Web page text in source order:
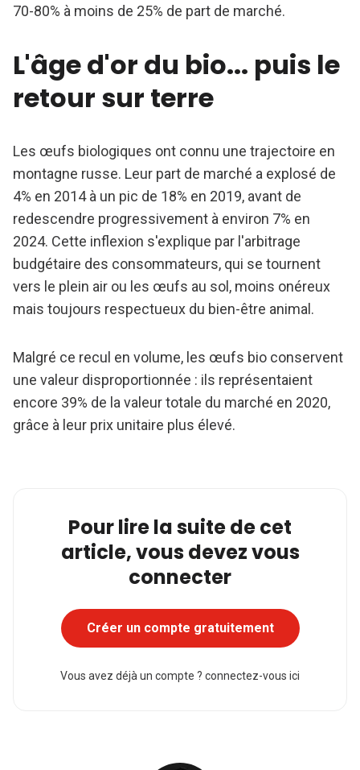
70-80% à moins de 25% de part de marché.
L'âge d'or du bio... puis le
retour sur terre
Les œufs biologiques ont connu une trajectoire en
montagne russe. Leur part de marché a explosé de
4% en 2014 à un pic de 18% en 2019, avant de
redescendre progressivement à environ 7% en
2024. Cette inflexion s'explique par l'arbitrage
budgétaire des consommateurs, qui se tournent
vers le plein air ou les œufs au sol, moins onéreux
mais toujours respectueux du bien-être animal.
Malgré ce recul en volume, les œufs bio conservent
une valeur disproportionnée : ils représentaient
encore 39% de la valeur totale du marché en 2020,
grâce à leur prix unitaire plus élevé.
Pour lire la suite de cet
article, vous devez vous
connecter
Créer un compte gratuitement
Vous avez déjà un compte ? connectez-vous ici